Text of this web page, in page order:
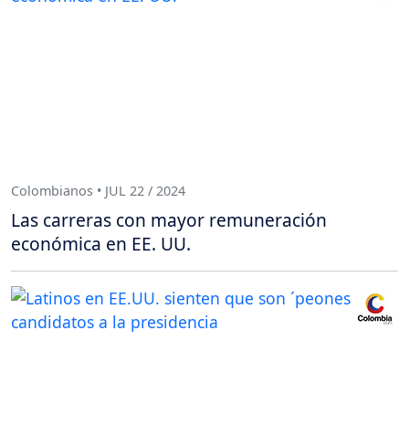
Colombianos • JUL 22 / 2024
Las carreras con mayor remuneración
económica en EE. UU.